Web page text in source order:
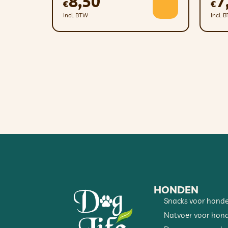
€
Incl. BTW
€
Incl.
HONDEN
Snacks voor
Natvoer voor